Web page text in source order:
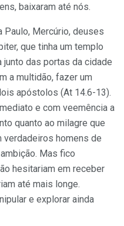
baixaram até nós.
Paulo, Mercúrio, deuses
que tinha um templo
das portas da cidade
a multidão, fazer um
apóstolos (At 14.6-13).
e com veemência a
quanto ao milagre que
verdadeiros homens de
Mas fico
hesitariam em receber
até mais longe.
e explorar ainda